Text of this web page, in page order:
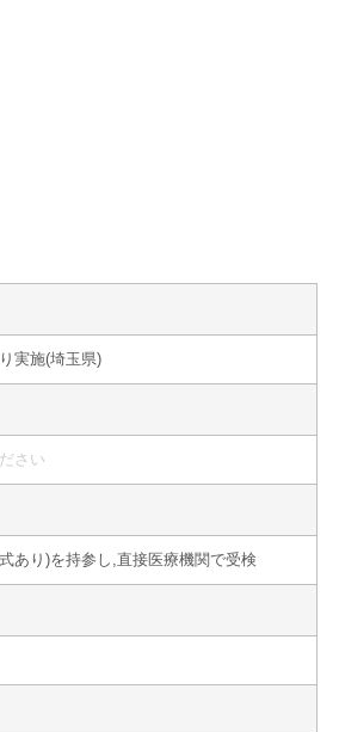
実施(埼玉県)
さい
あり)を持参し,直接医療機関で受検